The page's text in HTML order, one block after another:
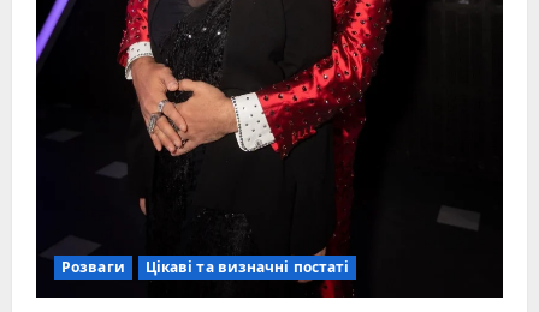
Розваги Цікаві та визначні постаті